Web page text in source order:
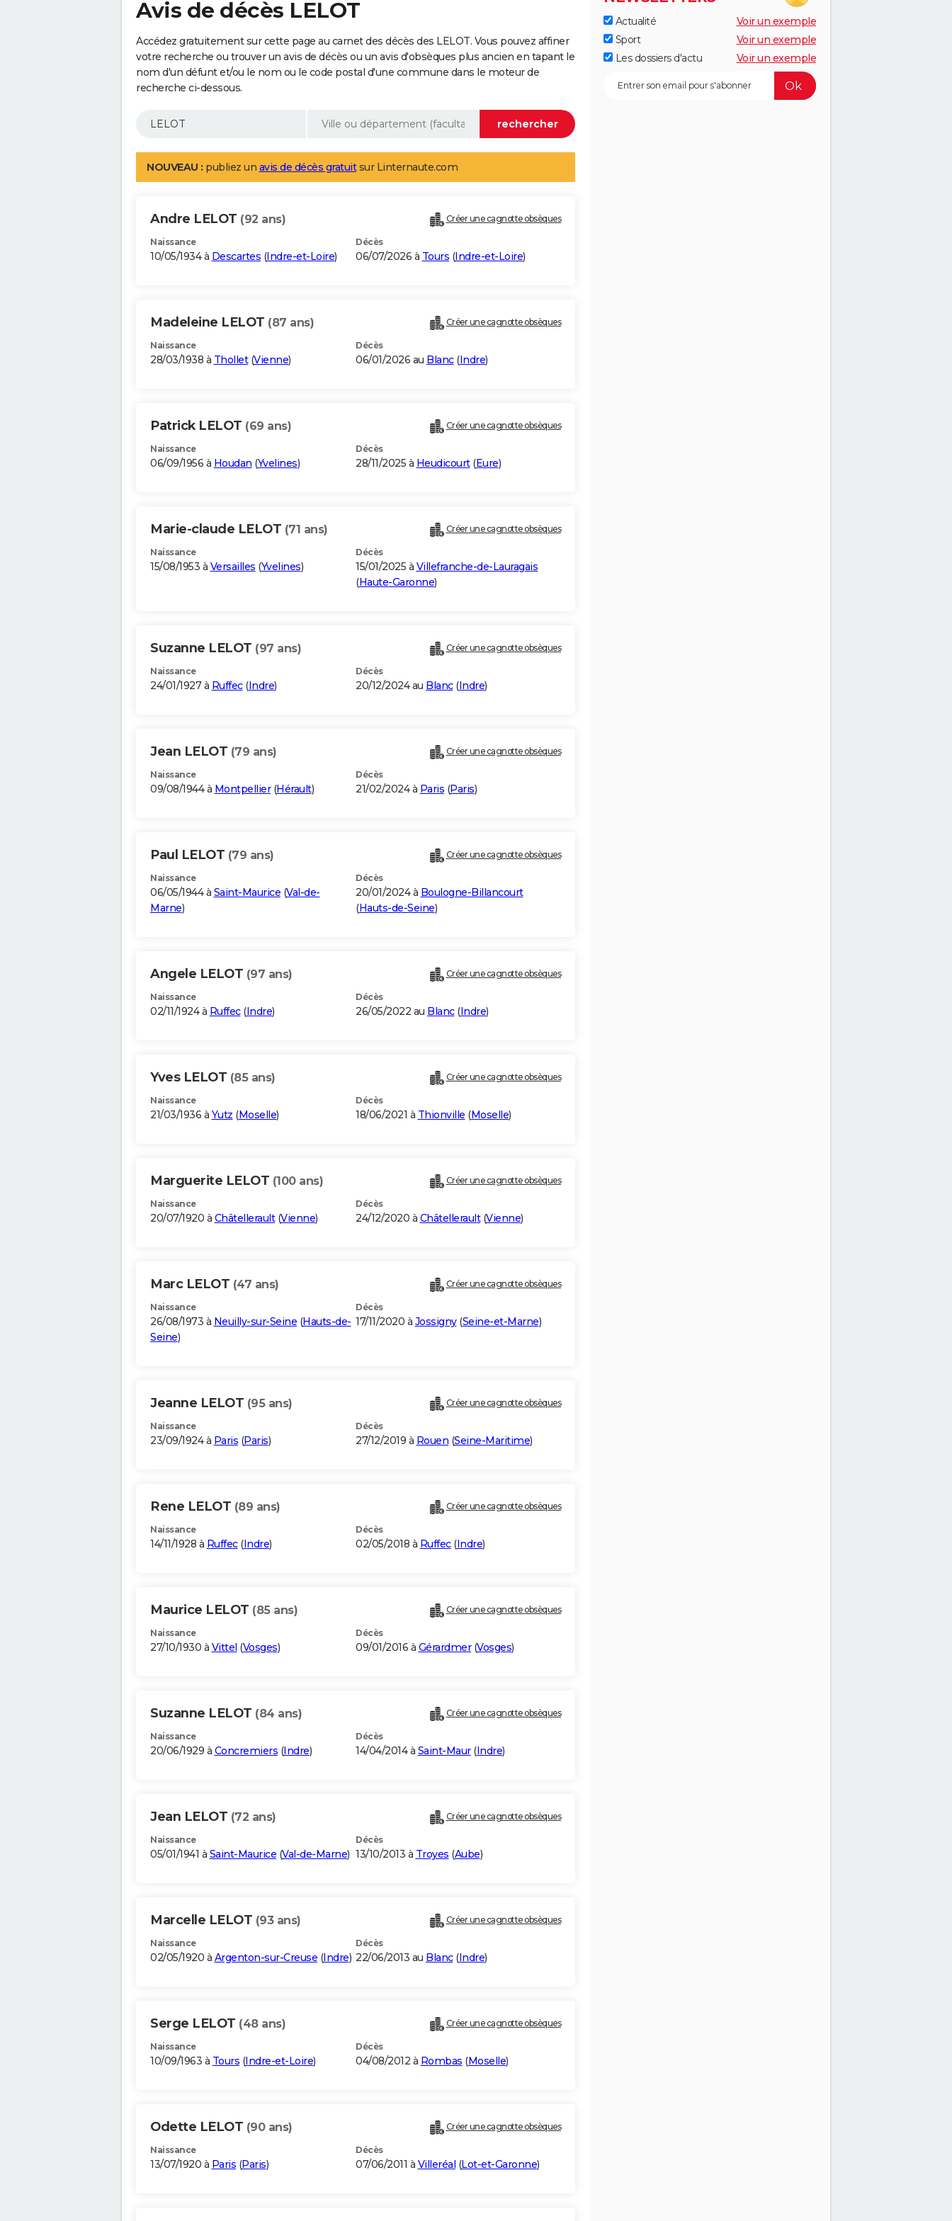
Avis de décès LELOT
Accédez gratuitement sur cette page au carnet des décès des LELOT. Vous pouvez affiner
votre recherche ou trouver un avis de décès ou un avis d'obsèques plus ancien en tapant le
nom d'un défunt et/ou le nom ou le code postal d'une commune dans le moteur de
recherche ci-dessous.
NOUVEAU : publiez un avis de décès gratuitsur Linternaute.com
Andre LELOT (92 ans) Créer une cagnotte obsèques
Naissance
10/05/1934 à Descartes (Indre-et-Loire)
Décès
06/07/2026 à Tours (Indre-et-Loire)
Madeleine LELOT (87 ans) Créer une cagnotte obsèques
Naissance
28/03/1938 à Thollet(Vienne)
Décès
06/01/2026 au Blanc(Indre)
Patrick LELOT (69 ans) Créer une cagnotte obsèques
Naissance
06/09/1956 à Houdan (Yvelines)
Décès
28/11/2025 à Heudicourt(Eure)
Marie-claude LELOT (71 ans) Créer une cagnotte obsèques
Naissance
15/08/1953 à Versailles (Yvelines)
Décès
15/01/2025 à Villefranche-de-Lauragais
(Haute-Garonne)
Suzanne LELOT (97 ans) Créer une cagnotte obsèques
Naissance
24/01/1927 à Ruffec(Indre)
Décès
20/12/2024 au Blanc(Indre)
Jean LELOT (79 ans) Créer une cagnotte obsèques
Naissance
09/08/1944 à Montpellier(Hérault)
Décès
21/02/2024 à Paris (Paris)
Paul LELOT (79 ans) Créer une cagnotte obsèques
Naissance
06/05/1944 à Saint-Maurice (Val-de-
Marne)
Décès
20/01/2024 à Boulogne-Billancourt
(Hauts-de-Seine)
Angele LELOT (97 ans) Créer une cagnotte obsèques
Naissance
02/11/1924 à Ruffec(Indre)
Décès
26/05/2022 au Blanc(Indre)
Yves LELOT (85 ans) Créer une cagnotte obsèques
Naissance
21/03/1936 à Yutz (Moselle)
Décès
18/06/2021 à Thionville (Moselle)
Marguerite LELOT (100 ans) Créer une cagnotte obsèques
Naissance
20/07/1920 à Châtellerault(Vienne)
Décès
24/12/2020 à Châtellerault(Vienne)
Marc LELOT (47 ans) Créer une cagnotte obsèques
Naissance
26/08/1973 à Neuilly-sur-Seine (Hauts-de-
Seine)
Décès
17/11/2020 à Jossigny(Seine-et-Marne)
Jeanne LELOT (95 ans) Créer une cagnotte obsèques
Naissance
23/09/1924 à Paris (Paris)
Décès
27/12/2019 à Rouen (Seine-Maritime)
Rene LELOT (89 ans) Créer une cagnotte obsèques
Naissance
14/11/1928 à Ruffec(Indre)
Décès
02/05/2018 à Ruffec(Indre)
Maurice LELOT (85 ans) Créer une cagnotte obsèques
Naissance
27/10/1930 à Vittel (Vosges)
Décès
09/01/2016 à Gérardmer(Vosges)
Suzanne LELOT (84 ans) Créer une cagnotte obsèques
Naissance
20/06/1929 à Concremiers (Indre)
Décès
14/04/2014 à Saint-Maur(Indre)
Jean LELOT (72 ans) Créer une cagnotte obsèques
Naissance
05/01/1941 à Saint-Maurice (Val-de-Marne)
Décès
13/10/2013 à Troyes (Aube)
Marcelle LELOT (93 ans) Créer une cagnotte obsèques
Naissance
02/05/1920 à Argenton-sur-Creuse (Indre)
Décès
22/06/2013 au Blanc(Indre)
Serge LELOT (48 ans) Créer une cagnotte obsèques
Naissance
10/09/1963 à Tours (Indre-et-Loire)
Décès
04/08/2012 à Rombas (Moselle)
Odette LELOT (90 ans) Créer une cagnotte obsèques
Naissance
13/07/1920 à Paris (Paris)
Décès
07/06/2011 à Villeréal (Lot-et-Garonne)
Actualité
Voir un exemple
Sport
Voir un exemple
Les dossiers d'actu
Voir un exemple